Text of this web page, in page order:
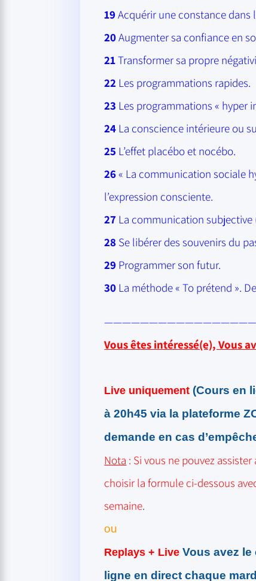
19Acquérir une constance dans
20Augmenter sa confiance en
21Transformer sa propre
22 Les programmations rapides.
23 Les programmations « hyper
24 La conscience intérieure ou
25 L’effet placébo et nocébo.
26« La communication sociale
l’expression consciente.
27 La communication
28 Se libérer des souvenirs du
29 Programmer son futur.
30 La méthode « To prétend ».
Vous êtes intéressé(e), Vous
Live uniquement (Cours en
à 20h45 via la plateforme
demande en cas
Nota : Si vous ne pouvez
choisir la formule ci-dessous
semaine.
ou
Replays + Live Vous avez
ligne en direct chaque